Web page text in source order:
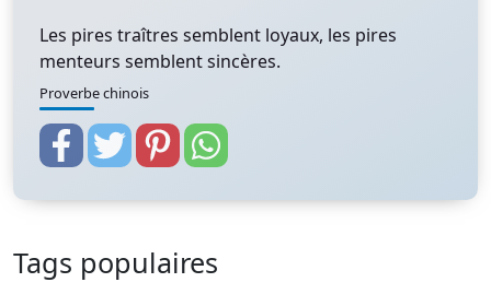
Les pires traîtres semblent loyaux, les pires
menteurs semblent sincères.
Proverbe chinois
Tags populaires